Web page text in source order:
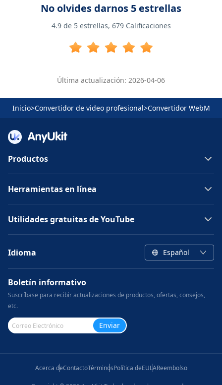
No olvides darnos 5 estrellas
4.9 de 5 estrellas, 679 Calificaciones
Última actualización: 2026-04-06
Inicio>Convertidor de video profesional>Convertidor WebM
Productos
Herramientas en línea
Utilidades gratuitas de YouTube
Idioma Español
Boletín informativo
Suscríbase para recibir actualizaciones de productos, ofertas, consejos,
etc.
Enviar
Acerca deContactoTérminosPolítica deEULAReembolso